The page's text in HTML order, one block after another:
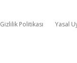
Gizlilik Politikası Yasal